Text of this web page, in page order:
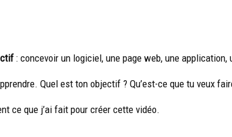
: concevoir un logiciel, une page web, une application,
Quel est ton objectif ? Qu’est-ce que tu veux
ce que j’ai fait pour créer cette vidéo.